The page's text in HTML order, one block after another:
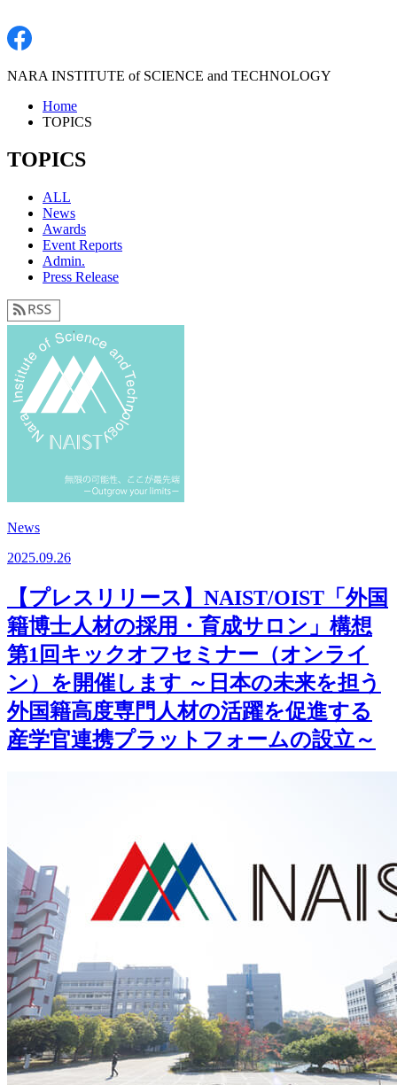
NARA INSTITUTE of SCIENCE and TECHNOLOGY
Home
TOPICS
TOPICS
ALL
News
Awards
Event Reports
Admin.
Press Release
News
2025.09.26
【プレスリリース】NAIST/OIST「外国
籍博士人材の採用・育成サロン」構想
第1回キックオフセミナー（オンライ
ン）を開催します ～日本の未来を担う
外国籍高度専門人材の活躍を促進する
産学官連携プラットフォームの設立～